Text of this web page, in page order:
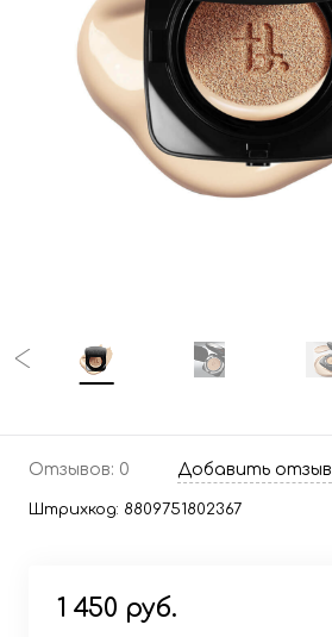
Отзывов: 0 Добавить отзыв
Штрихкод: 8809751802367
1 450 руб.